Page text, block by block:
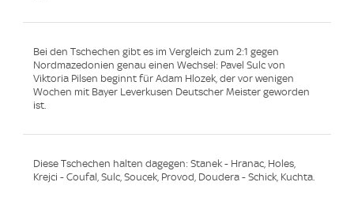
Bei den Tschechen gibt es im Vergleich zum 2:1 gegen
Nordmazedonien genau einen Wechsel: Pavel Sulc von
Viktoria Pilsen beginnt für Adam Hlozek, der vor wenigen
Wochen mit Bayer Leverkusen Deutscher Meister geworden
ist.
Diese Tschechen halten dagegen: Stanek - Hranac, Holes,
Krejci - Coufal, Sulc, Soucek, Provod, Doudera - Schick, Kuchta.